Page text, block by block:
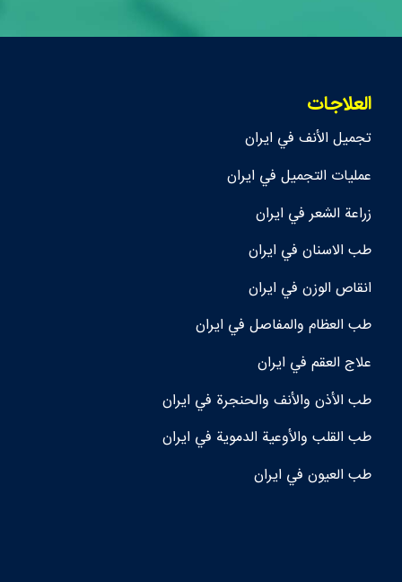
العلاجات
تجمیل الأنف في ايران
عمليات التجميل في ايران
زراعة الشعر في ايران
طب الاسنان في ايران
انقاص الوزن في ايران
طب العظام والمفاصل في ايران
علاج العقم في ايران
طب الأذن والأنف والحنجرة في ايران
طب القلب والأوعية الدموية في ايران
طب العيون في ايران